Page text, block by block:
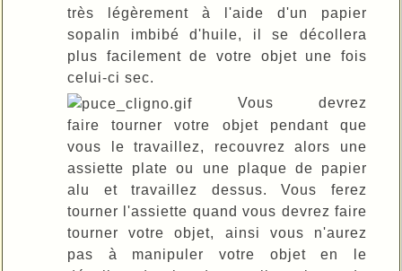
très légèrement à l'aide d'un papier
sopalin imbibé d'huile, il se décollera
plus facilement de votre objet une fois
celui-ci sec.
Vous devrez
faire tourner votre objet pendant que
vous le travaillez, recouvrez alors une
assiette plate ou une plaque de papier
alu et travaillez dessus. Vous ferez
tourner l'assiette quand vous devrez faire
tourner votre objet, ainsi vous n'aurez
pas à manipuler votre objet en le